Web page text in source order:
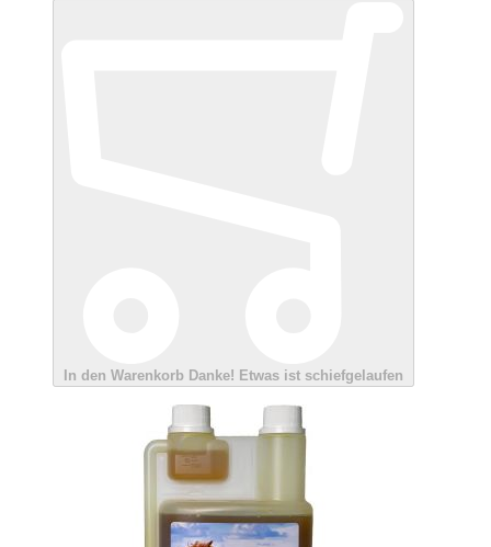
In den Warenkorb Danke! Etwas ist schiefgelaufen